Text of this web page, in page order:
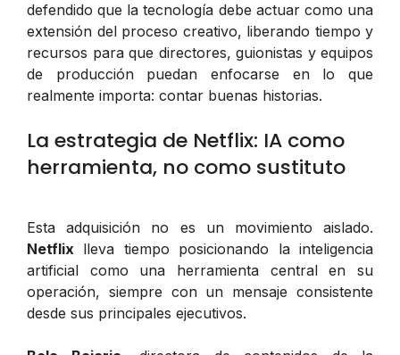
defendido que la tecnología debe actuar como una
extensión del proceso creativo, liberando tiempo y
recursos para que directores, guionistas y equipos
de producción puedan enfocarse en lo que
realmente importa: contar buenas historias.
La estrategia de Netflix: IA como
herramienta, no como sustituto
Esta adquisición no es un movimiento aislado.
Netflix lleva tiempo posicionando la inteligencia
artificial como una herramienta central en su
operación, siempre con un mensaje consistente
desde sus principales ejecutivos.